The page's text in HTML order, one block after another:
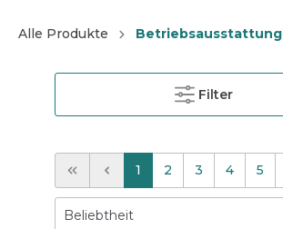
Alle Produkte Betriebsausstattung
Filter
1 2 3 4 5